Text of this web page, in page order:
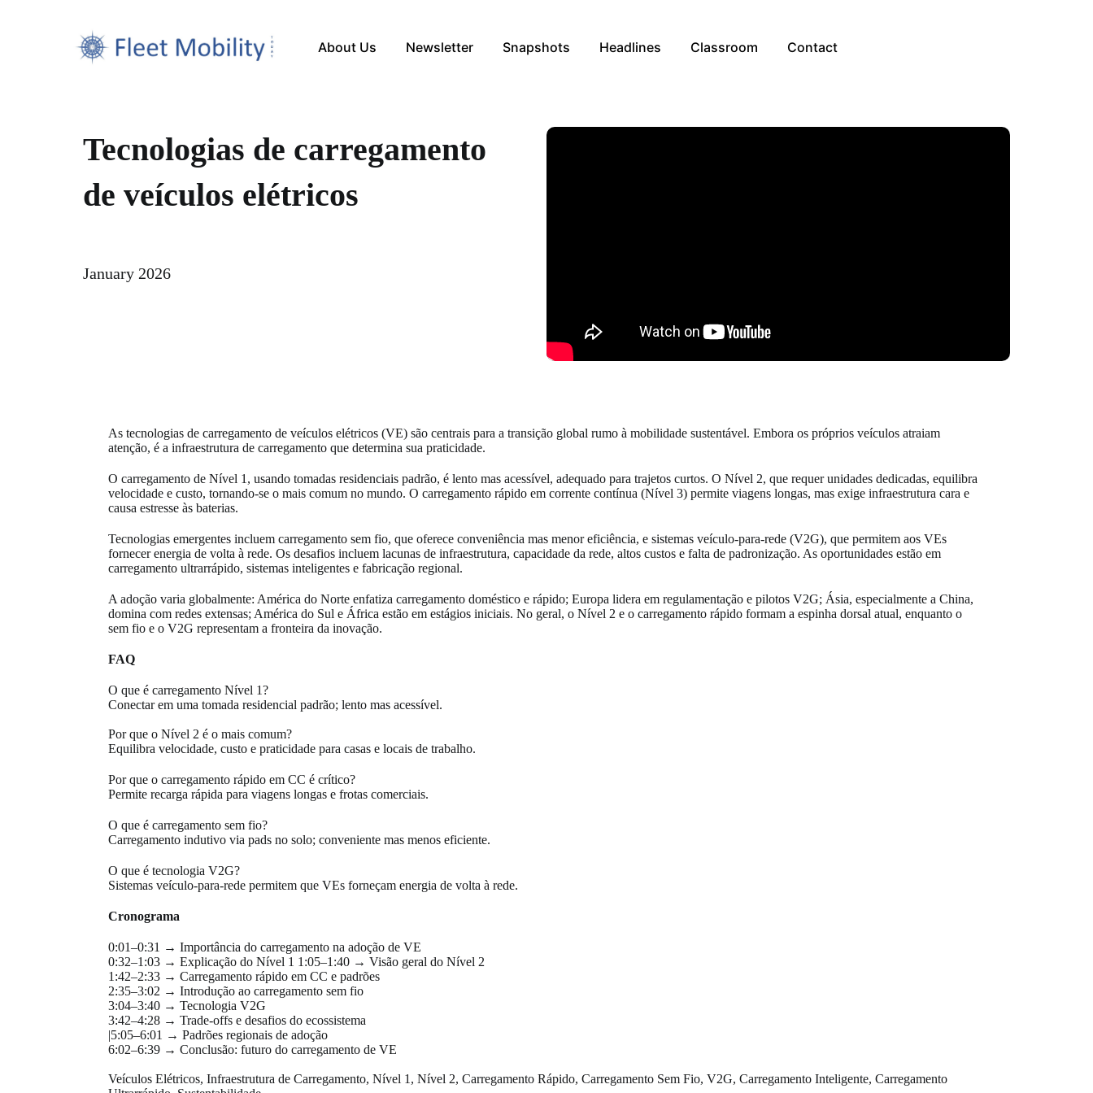
About Us Newsletter Snapshots Headlines Classroom Contact
Tecnologias de carregamento
de veículos elétricos
January 2026
As tecnologias de carregamento de veículos elétricos (VE) são centrais para a transição global rumo à mobilidade sustentável. Embora os próprios veículos atraiam
atenção, é a infraestrutura de carregamento que determina sua praticidade.
O carregamento de Nível 1, usando tomadas residenciais padrão, é lento mas acessível, adequado para trajetos curtos. O Nível 2, que requer unidades dedicadas, equilibra
velocidade e custo, tornando-se o mais comum no mundo. O carregamento rápido em corrente contínua (Nível 3) permite viagens longas, mas exige infraestrutura cara e
causa estresse às baterias.
Tecnologias emergentes incluem carregamento sem fio, que oferece conveniência mas menor eficiência, e sistemas veículo-para-rede (V2G), que permitem aos VEs
fornecer energia de volta à rede. Os desafios incluem lacunas de infraestrutura, capacidade da rede, altos custos e falta de padronização. As oportunidades estão em
carregamento ultrarrápido, sistemas inteligentes e fabricação regional.
A adoção varia globalmente: América do Norte enfatiza carregamento doméstico e rápido; Europa lidera em regulamentação e pilotos V2G; Ásia, especialmente a China,
domina com redes extensas; América do Sul e África estão em estágios iniciais. No geral, o Nível 2 e o carregamento rápido formam a espinha dorsal atual, enquanto o
sem fio e o V2G representam a fronteira da inovação.
FAQ
O que é carregamento Nível 1?
Conectar em uma tomada residencial padrão; lento mas acessível.
Por que o Nível 2 é o mais comum?
Equilibra velocidade, custo e praticidade para casas e locais de trabalho.
Por que o carregamento rápido em CC é crítico?
Permite recarga rápida para viagens longas e frotas comerciais.
O que é carregamento sem fio?
Carregamento indutivo via pads no solo; conveniente mas menos eficiente.
O que é tecnologia V2G?
Sistemas veículo-para-rede permitem que VEs forneçam energia de volta à rede.
Cronograma
0:01–0:31 → Importância do carregamento na adoção de VE
0:32–1:03 → Explicação do Nível 1 1:05–1:40 → Visão geral do Nível 2
1:42–2:33 → Carregamento rápido em CC e padrões
2:35–3:02 → Introdução ao carregamento sem fio
3:04–3:40 → Tecnologia V2G
3:42–4:28 → Trade-offs e desafios do ecossistema
|5:05–6:01 → Padrões regionais de adoção
6:02–6:39 → Conclusão: futuro do carregamento de VE
Veículos Elétricos, Infraestrutura de Carregamento, Nível 1, Nível 2, Carregamento Rápido, Carregamento Sem Fio, V2G, Carregamento Inteligente, Carregamento